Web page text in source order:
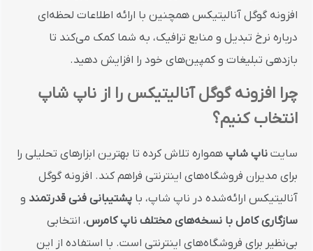
افزونه گوگل آنالیتیکس همچنین با ارائه اطلاعات لحظه‌ای
درباره نرخ تبدیل و منابع ترافیک، به شما کمک می‌کند تا
بازدهی تبلیغات و کمپین‌های خود را افزایش دهید.
چرا افزونه گوگل آنالیتیکس را از ناپ شاپ
انتخاب کنیم؟
سایت ناپ شاپ همواره تلاش کرده تا بهترین ابزارهای تحلیلی را
برای مدیران فروشگاه‌های اینترنتی فراهم کند. افزونه گوگل
آنالیتیکس ارائه‌شده در ناپ شاپ، با پشتیبانی فنی قدرتمند و
سازگاری کامل با نسخه‌های مختلف ناپ کامرس، انتخابی
بی‌نظیر برای فروشگاه‌های اینترنتی است. با استفاده از این